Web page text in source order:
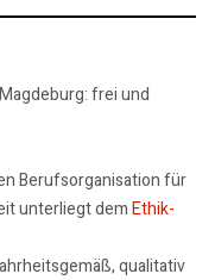
frei und
Berufsorganisation für
unterliegt demEthik-
qualitativ